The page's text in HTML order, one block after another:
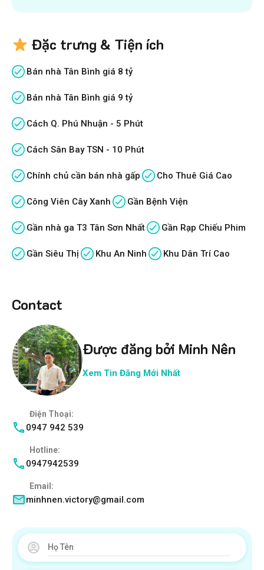
Đặc trưng & Tiện ích
Bán nhà Tân Bình giá 8 tỷ
Bán nhà Tân Bình giá 9 tỷ
Cách Q. Phú Nhuận - 5 Phút
Cách Sân Bay TSN - 10 Phút
Chính chủ cần bán nhà gấp Cho Thuê Giá Cao
Công Viên Cây Xanh Gần Bệnh Viện
Gần nhà ga T3 Tân Sơn Nhất Gần Rạp Chiếu Phim
Gần Siêu Thị Khu An Ninh Khu Dân Trí Cao
Contact
Được đăng bởi Minh Nên
Xem Tin Đăng Mới Nhất
Điện Thoại:
0947 942 539
Hotline:
0947942539
Email:
minhnen.victory@gmail.com